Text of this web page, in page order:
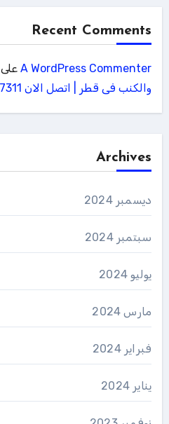
Recent Comments
A WordPress Commenterعلى
والكنب فى قطر | اتصل الان 70067311
Archives
ديسمبر 2024
سبتمبر 2024
يوليو 2024
مارس 2024
فبراير 2024
يناير 2024